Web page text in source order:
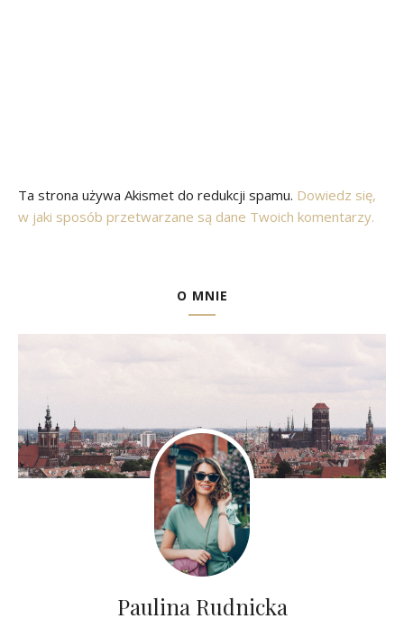
Ta strona używa Akismet do redukcji spamu. Dowiedz się,
w jaki sposób przetwarzane są dane Twoich komentarzy.
O MNIE
Paulina Rudnicka